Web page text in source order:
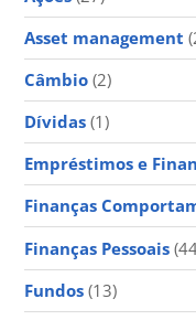
Asset management
Câmbio (2)
Dívidas (1)
Empréstimos e
Finanças
Finanças Pessoais
Fundos (13)